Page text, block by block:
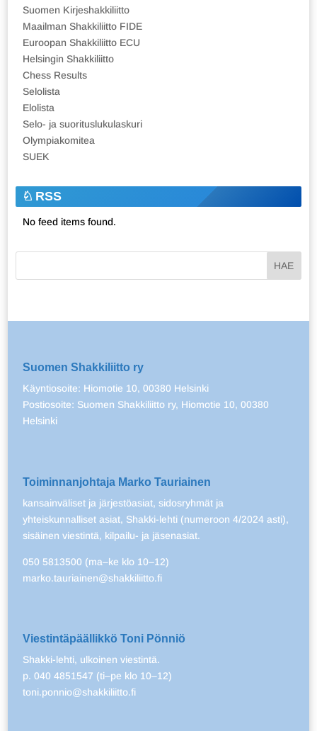
Suomen Kirjeshakkiliitto
Maailman Shakkiliitto FIDE
Euroopan Shakkiliitto ECU
Helsingin Shakkiliitto
Chess Results
Selolista
Elolista
Selo- ja suorituslukulaskuri
Olympiakomitea
SUEK
RSS
No feed items found.
Suomen Shakkiliitto ry
Käyntiosoite: Hiomotie 10, 00380 Helsinki
Postiosoite: Suomen Shakkiliitto ry, Hiomotie 10, 00380
Helsinki
Toiminnanjohtaja Marko Tauriainen
kansainväliset ja järjestöasiat, sidosryhmät ja
yhteiskunnalliset asiat, Shakki-lehti (numeroon 4/2024 asti),
sisäinen viestintä, kilpailu- ja jäsenasiat.
050 5813500 (ma–ke klo 10–12)
marko.tauriainen@shakkiliitto.fi
Viestintäpäällikkö Toni Pönniö
Shakki-lehti, ulkoinen viestintä.
p. 040 4851547 (ti–pe klo 10–12)
toni.ponnio@shakkiliitto.fi